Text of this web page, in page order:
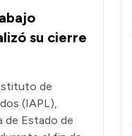
su cierre
de
(IAPL),
de Estado de